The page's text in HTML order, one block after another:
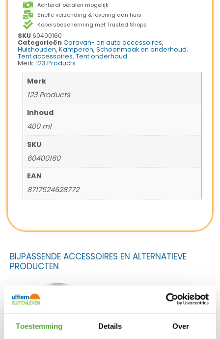
Toestemming Details Over
Achteraf betalen mogelijk
Snelle verzending & levering aan huis
Kopersbescherming met Trusted Shops
SKU60400160
Categorieën Caravan- en auto accessoires,
Huishouden,Kamperen,Schoonmaak en onderhoud,
Tent accessoires,Tent onderhoud
Merk:123 Products
Merk
123 Products
Inhoud
400 ml
SKU
60400160
EAN
8717524628772
BIJPASSENDE ACCESSOIRES EN ALTERNATIEVE
PRODUCTEN